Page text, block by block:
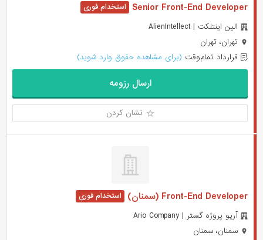
Senior Front-End Developer
الین اینتلکت | AlienIntellect
تهران، تهران
قرارداد تمام‌وقت (برای مشاهده حقوق وارد شوید)
ارسال رزومه
نشان کردن
Front-End Developer (سمنان)
آریو پروژه گستر | Ario Company
سمنان، سمنان